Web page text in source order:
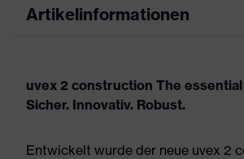
Artikelinformationen
uvex 2 construction The
Sicher. Innovativ. Robust.
Entwickelt wurde der neue uvex 2